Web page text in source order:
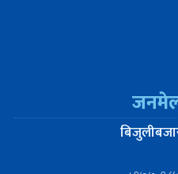
जनमेल